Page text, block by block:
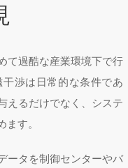
て過酷な産業環境下で行
渉は日常的な条件であ
えるだけでなく、システ
す。
ータを制御センターやバ